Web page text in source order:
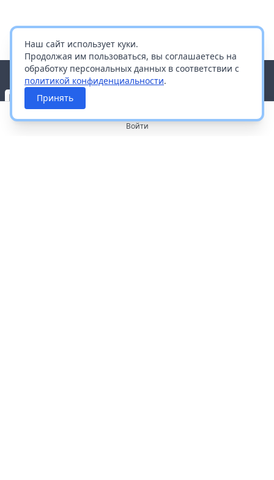
Наш сайт использует куки.
Продолжая им пользоваться, вы соглашаетесь на
обработку персональных данных в соответствии с
политикой конфиденциальности.
Принять
Войти